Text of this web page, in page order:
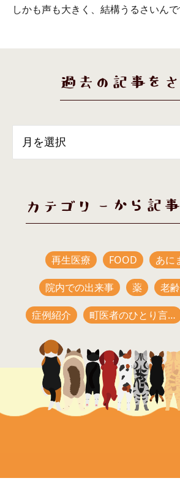
しかも声も大きく、結構うるさいんで
過去の記事を
カテゴリーから記
再生医療 FOOD あに
院内での出来事 薬 老
症例紹介 町医者のひとり言…